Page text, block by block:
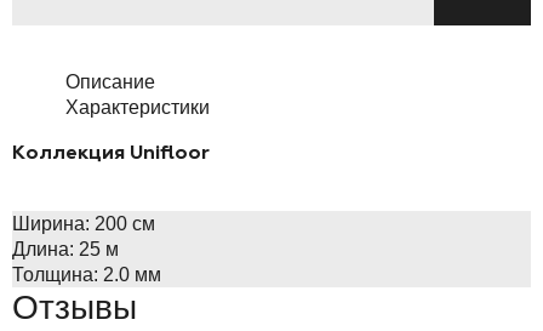
Описание
Характеристики
Коллекция Unifloor
Ширина: 200 см
Длина: 25 м
Толщина: 2.0 мм
Отзывы